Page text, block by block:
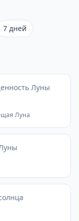
7 дней
Луны
Луна